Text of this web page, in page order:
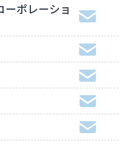
ーポレーショ